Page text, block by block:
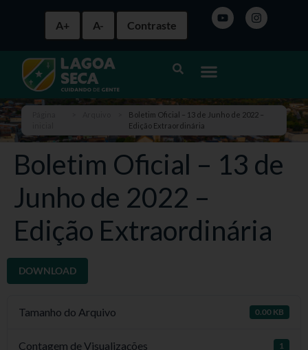
A+ A- Contraste
Boletim Oficial – 13 de Junho de 2022 –
Edição Extraordinária
Boletim Oficial – 13 de
Junho de 2022 –
Edição Extraordinária
DOWNLOAD
Tamanho do Arquivo 0.00 KB
Contagem de Visualizações 1